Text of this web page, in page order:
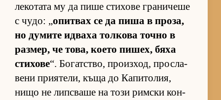
ле­ко­тата му да пише сти­хове гра­ни­чеше
с чу­до: „опит­вах се да пиша в про­за,
но ду­мите ид­ваха тол­кова точно в
раз­мер, че то­ва, ко­ето пи­шех, бяха
сти­хове“. Бо­гат­с­тво, про­из­ход, прос­ла­
вени при­я­те­ли, къща до Ка­пи­то­лия,
нищо не лип­с­ваше на този рим­ски кон­